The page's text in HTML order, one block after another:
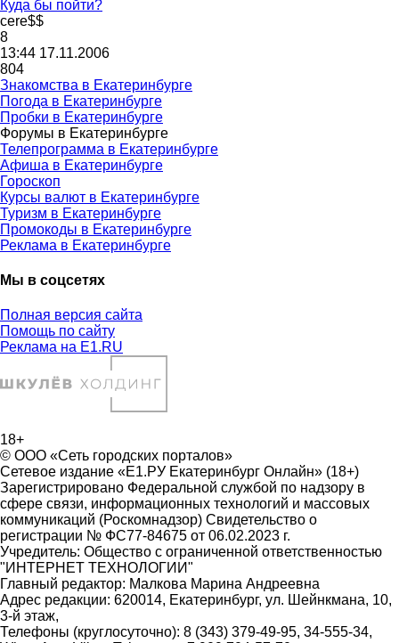
Куда бы пойти?
cere$$
8
13:44 17.11.2006
804
Знакомства в Екатеринбурге
Погода в Екатеринбурге
Пробки в Екатеринбурге
Форумы в Екатеринбурге
Телепрограмма в Екатеринбурге
Афиша в Екатеринбурге
Гороскоп
Курсы валют в Екатеринбурге
Туризм в Екатеринбурге
Промокоды в Екатеринбурге
Реклама в Екатеринбурге
Мы в соцсетях
Полная версия сайта
Помощь по сайту
Реклама на E1.RU
18+
© ООО «Сеть городских порталов»
Сетевое издание «Е1.РУ Екатеринбург Онлайн» (18+)
Зарегистрировано Федеральной службой по надзору в
сфере связи, информационных технологий и массовых
коммуникаций (Роскомнадзор) Свидетельство о
регистрации № ФС77-84675 от 06.02.2023 г.
Учредитель: Общество с ограниченной ответственностью
"ИНТЕРНЕТ ТЕХНОЛОГИИ"
Главный редактор: Малкова Марина Андреевна
Адрес редакции: 620014, Екатеринбург, ул. Шейнкмана, 10,
3-й этаж,
Телефоны (круглосуточно): 8 (343) 379-49-95, 34-555-34,